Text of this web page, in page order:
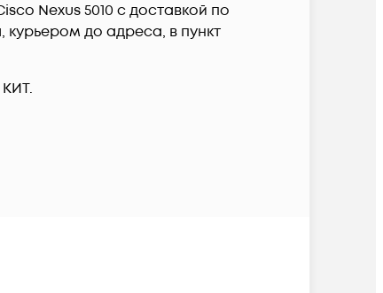
Nexus 5010 c доставкой по
до адреса, в пункт